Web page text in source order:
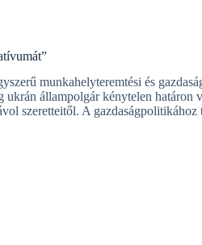
munkahelyteremtési és
állampolgár kénytelen határon
szeretteitől. A gazdaságpolitikához